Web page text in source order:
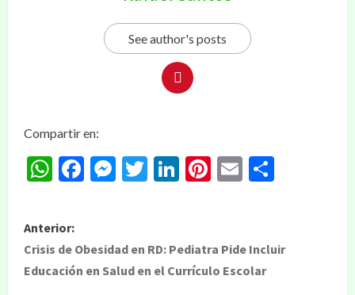
See author's posts
Compartir en:
WhatsApp
Facebook
Messenger
Twitter
LinkedIn
Pinterest
Email
Anterior:
Crisis de Obesidad en RD: Pediatra Pide Incluir
Educación en Salud en el Currículo Escolar